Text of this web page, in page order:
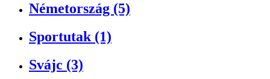
Németország (5)
Sportutak (1)
Svájc (3)